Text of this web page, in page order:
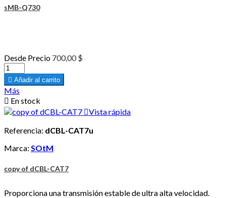
sMB-Q730
Desde Precio 700,00 $
 Añadir al carrito
Más
 En stock
Vista rápida
Referencia: dCBL-CAT7u
Marca: SOtM
copy of dCBL-CAT7
Proporciona una transmisión estable de ultra alta velocidad.